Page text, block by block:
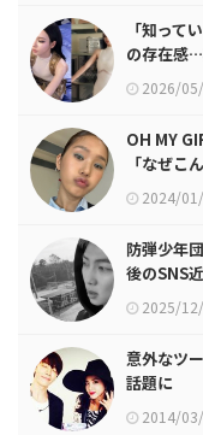
「知って
の存在感
2026/
OH MY
「なぜこ
2024/
防弾少年
後のSNS
2025/
意外なツ
話題に
2014/